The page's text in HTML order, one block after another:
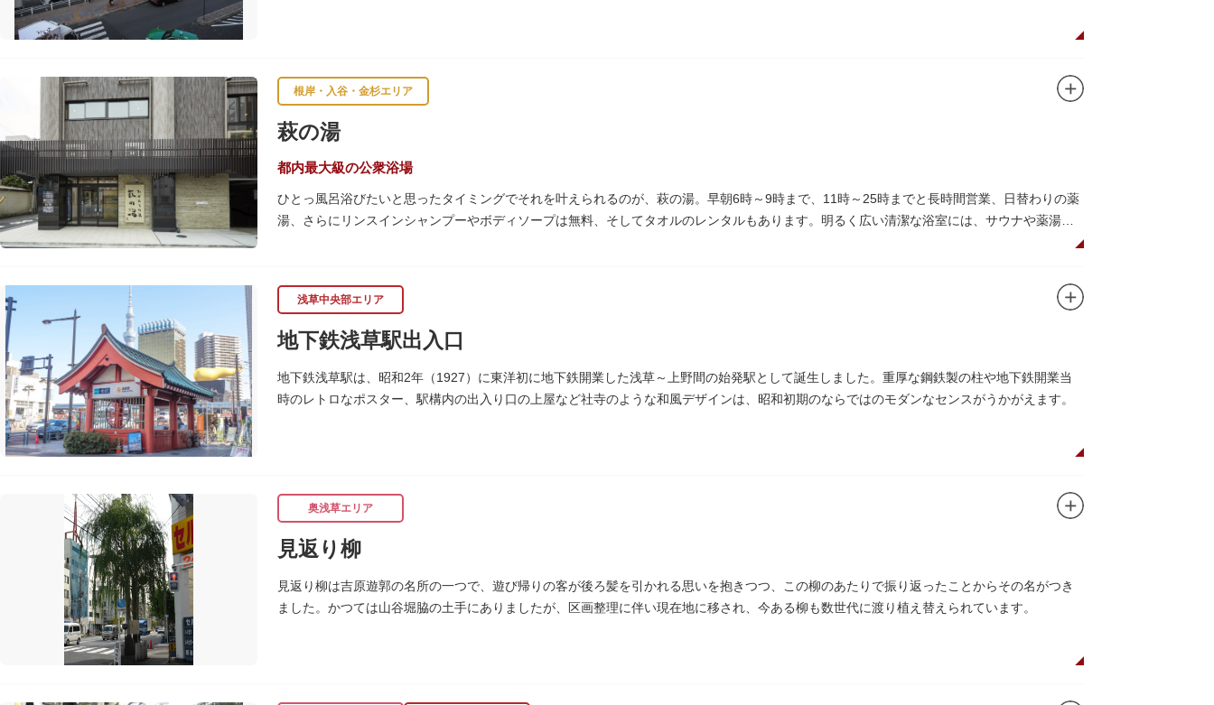
根岸・入谷・金杉エリア
萩の湯
都内最大級の公衆浴場
ひとっ風呂浴びたいと思ったタイミングでそれを叶えられるのが、萩の湯。早朝6時～9時まで、11時～25時までと長時間営業、日替わりの薬
湯、さらにリンスインシャンプーやボディソープは無料、そしてタオルのレンタルもあります。明るく広い清潔な浴室には、サウナや薬湯
注文ができ、明るい時間の一杯も最高です。好きな時間にお風呂に入り、お風呂の前後これまた好きなタイミングで、おいしい食事をいただ
き、心も体も整えて日々の生活を支えてくれる空間です。
浅草中央部エリア
地下鉄浅草駅出入口
地下鉄浅草駅は、昭和2年（1927）に東洋初に地下鉄開業した浅草～上野間の始発駅として誕生しました。重厚な鋼鉄製の柱や地下鉄開業当
時のレトロなポスター、駅構内の出入り口の上屋など社寺のような和風デザインは、昭和初期のならではのモダンなセンスがうかがえます。
奥浅草エリア
見返り柳
見返り柳は吉原遊郭の名所の一つで、遊び帰りの客が後ろ髪を引かれる思いを抱きつつ、この柳のあたりで振り返ったことからその名がつき
ました。かつては山谷堀脇の土手にありましたが、区画整理に伴い現在地に移され、今ある柳も数世代に渡り植え替えられています。